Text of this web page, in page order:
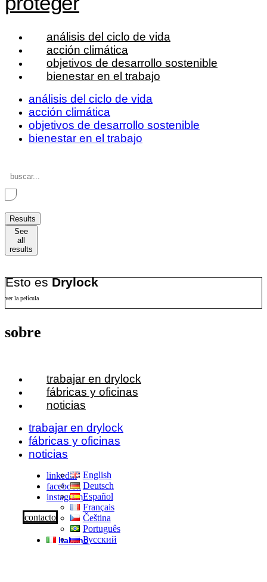
análisis del ciclo de vida
acción climática
objetivos de desarrollo sostenible
bienestar en el trabajo
análisis del ciclo de vida
acción climática
objetivos de desarrollo sostenible
bienestar en el trabajo
Search
...
Results
See
all
results
Esto esDrylock
ver la película
sobre
trabajar en drylock
fábricas y oficinas
noticias
trabajar en drylock
fábricas y oficinas
noticias
linkedin
facebook
instagram
contacto
Italiano
English
Deutsch
Español
Français
Čeština
Português
Русский